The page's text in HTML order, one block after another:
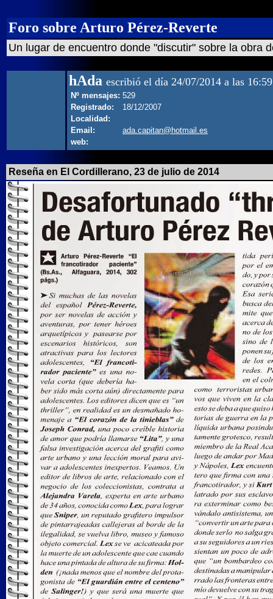
Foro sobre Arturo Pérez-Reverte
Un lugar de encuentro donde "discutir" sobre la obra
hAda escribió el día 24/07/2014 a las 16:59
Nº mensajes: 529
Registrado:
18/12/2007
Localidad:
Email:
ada.capitan@hotmail.es
web:
Reseña en El Cordillerano, 23 de julio de 2014